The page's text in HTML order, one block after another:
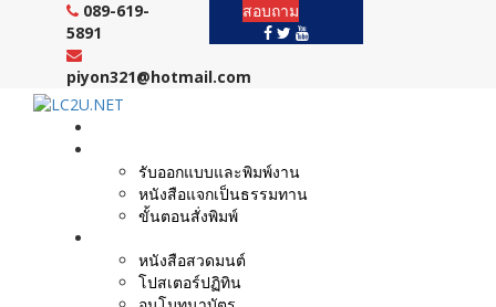
089-619-
5891
piyon321@hotmail.com
สอบถาม
รับออกแบบและพิมพ์งาน
หนังสือแจกเป็นธรรมทาน
ขั้นตอนสั่งพิมพ์
หนังสือสวดมนต์
โปสเตอร์ปฏิทิน